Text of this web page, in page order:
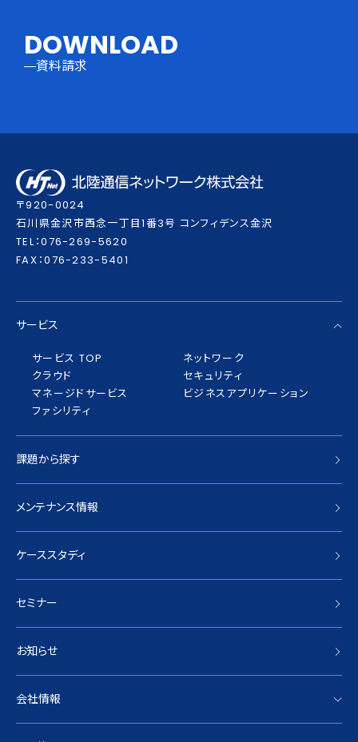
DOWNLOAD
資料請求
〒920-0024
⽯川県⾦沢市⻄念⼀丁⽬1番3号 コンフィデンス⾦沢
TEL：076-269-5620
FAX：076-233-5401
サービス
サービス TOP
ネットワーク
クラウド
セキュリティ
マネージドサービス
ビジネスアプリケーション
ファシリティ
課題から探す
メンテナンス情報
ケーススタディ
セミナー
お知らせ
会社情報